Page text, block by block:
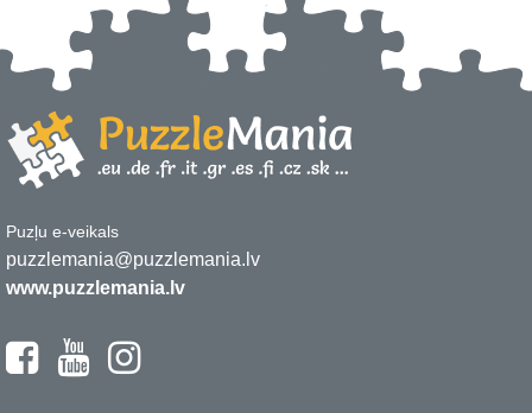
Puzļu e-veikals
puzzlemania@puzzlemania.lv
www.puzzlemania.lv